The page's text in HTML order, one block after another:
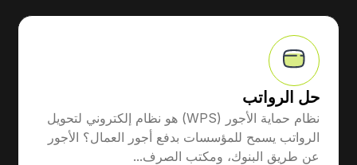
حل الرواتب
نظام حماية الأجور (WPS) هو نظام إلكتروني لتحويل
الرواتب يسمح للمؤسسات بدفع أجور العمال؟ الأجور
عن طريق البنوك، ومكتب الصرف...